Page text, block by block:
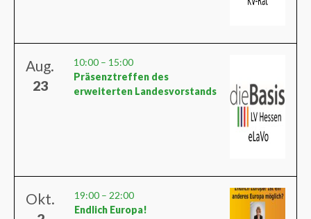
Aug.
23
10:00 – 15:00
Präsenztreffen des
erweiterten Landesvorstands
Okt. 19:00 – 22:00
Endlich Europa!